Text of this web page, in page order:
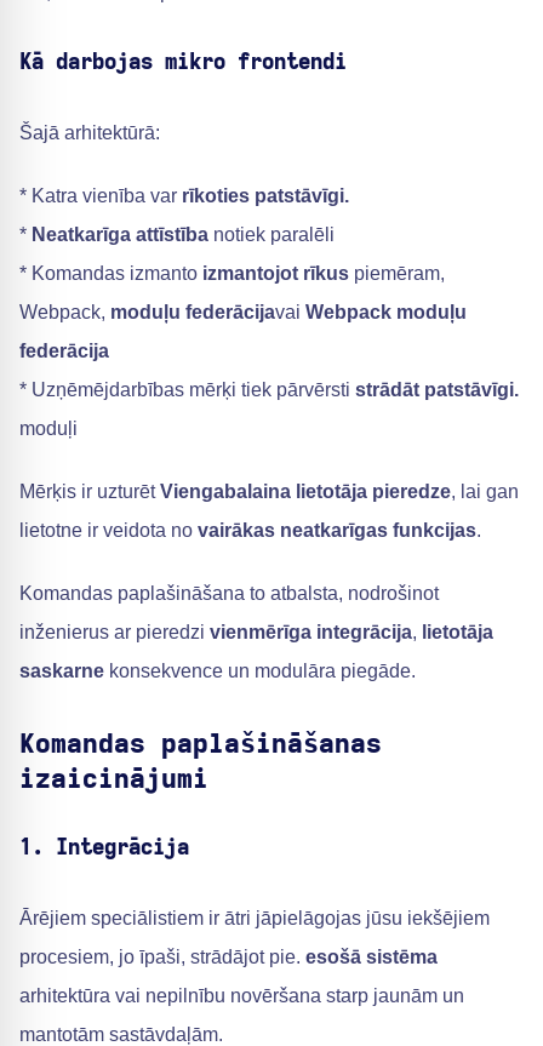
Kā darbojas mikro frontendi
Šajā arhitektūrā:
* Katra vienība var rīkoties patstāvīgi.
* Neatkarīga attīstība notiek paralēli
* Komandas izmanto izmantojot rīkus piemēram,
Webpack, moduļu federācijavai Webpack moduļu
federācija
* Uzņēmējdarbības mērķi tiek pārvērsti strādāt patstāvīgi.
moduļi
Mērķis ir uzturētViengabalaina lietotāja pieredze, lai gan
lietotne ir veidota no vairākas neatkarīgas funkcijas.
Komandas paplašināšana to atbalsta, nodrošinot
inženierus ar pieredzi vienmērīga integrācija, lietotāja
saskarne konsekvence un modulāra piegāde.
Komandas paplašināšanas
izaicinājumi
1. Integrācija
Ārējiem speciālistiem ir ātri jāpielāgojas jūsu iekšējiem
procesiem, jo īpaši, strādājot pie. esošā sistēma
arhitektūra vai nepilnību novēršana starp jaunām un
mantotām sastāvdaļām.